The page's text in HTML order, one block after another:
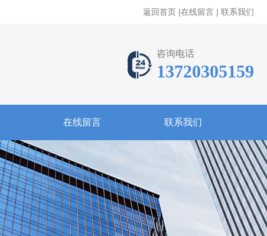
返回首页 |在线留言 | 联系我们
咨询电话
13720305159
在线留言 联系我们